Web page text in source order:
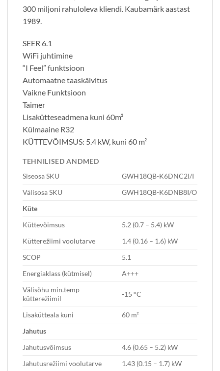
300 miljoni rahuloleva kliendi. Kaubamärk aastast
1989.
SEER 6.1
WiFi juhtimine
“I Feel” funktsioon
Automaatne taaskäivitus
Vaikne Funktsioon
Taimer
Lisakütteseadmena kuni 60m²
Külmaaine R32
KÜTTEVÕIMSUS: 5.4 kW, kuni 60 m²
TEHNILISED ANDMED
Siseosa SKU
GWH18QB-K6DNC2I/I
Välisosa SKU
GWH18QB-K6DNB8I/O
Küte
Küttevõimsus
5.2 (0.7 – 5.4) kW
Kütterežiimi voolutarve
1.4 (0.16 – 1.6) kW
SCOP
5.1
Energiaklass (kütmisel)
A+++
Välisõhu min.temp
kütterežiimil
-15 °C
Lisakütteala kuni
60 m²
Jahutus
Jahutusvõimsus
4.6 (0.65 – 5.2) kW
Jahutusrežiimi voolutarve
1.43 (0.15 – 1.7) kW